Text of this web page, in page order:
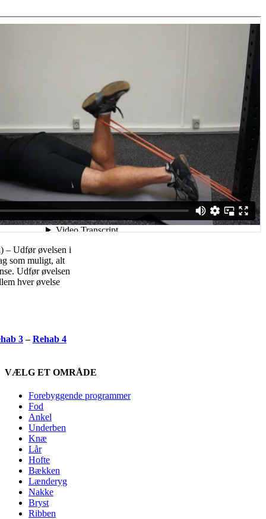
– Udfør øvelsen i
som muligt, alt
Udfør øvelsen
hver øvelse
3–Rehab 4
VÆLG ET OMRÅDE
Forebyggende programmer
Fod
Ankel
Underben
Knæ
Lår
Hofte
Bækken
Lænderyg
Nakke
Bryst
Ribben